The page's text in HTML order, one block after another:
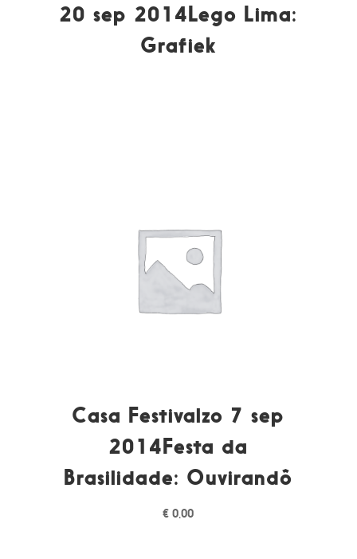
20 sep 2014Lego Lima:
Grafiek
Casa Festivalzo 7 sep
2014Festa da
Brasilidade: Ouvirandô
€ 0,00